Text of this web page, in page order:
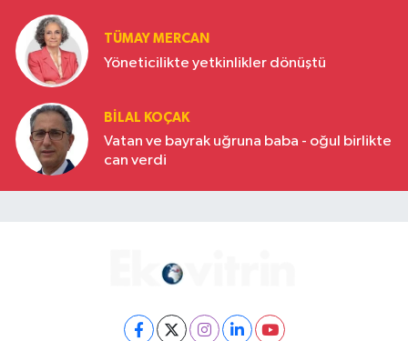
TÜMAY MERCAN
Yöneticilikte yetkinlikler dönüştü
BILAL KOÇAK
Vatan ve bayrak uğruna baba - oğul birlikte
can verdi